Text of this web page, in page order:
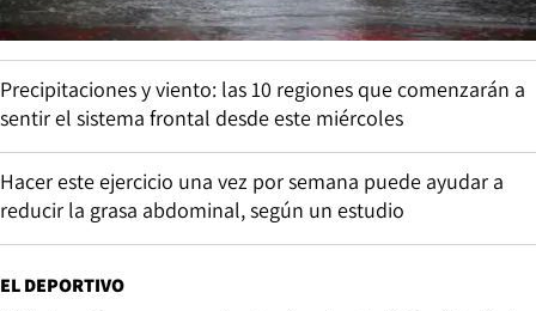
Precipitaciones y viento: las 10 regiones que comenzarán a
sentir el sistema frontal desde este miércoles
Hacer este ejercicio una vez por semana puede ayudar a
reducir la grasa abdominal, según un estudio
EL DEPORTIVO